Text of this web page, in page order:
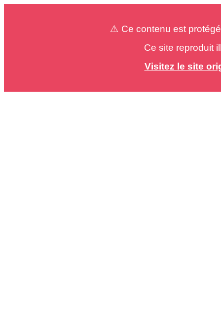
⚠️ Ce contenu est
Ce site reproduit
Visitez le site